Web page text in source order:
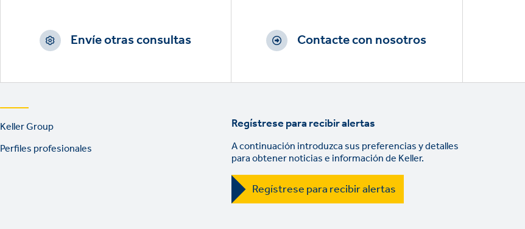
Envíe otras consultas Contacte con nosotros
Footer
links
Keller Group
Perfiles profesionales
Regístrese para recibir alertas
A continuación introduzca sus preferencias y detalles
para obtener noticias e información de Keller.
Regístrese para recibir alertas